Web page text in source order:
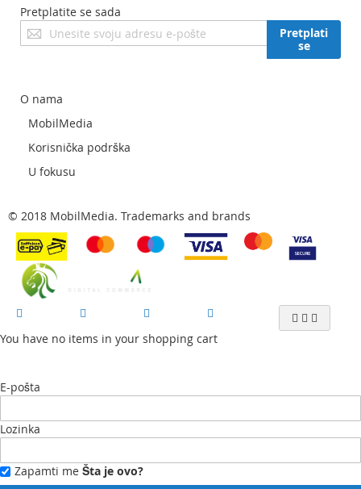
Pretplatite se sada
Prijavite
se
newsletter:
Pretplati
se
O nama
MobilMedia
Korisnička podrška
U fokusu
© 2018 MobilMedia. Trademarks and brands
You have no items in your shopping cart
E-pošta
Lozinka
Zapamti me Šta je ovo?